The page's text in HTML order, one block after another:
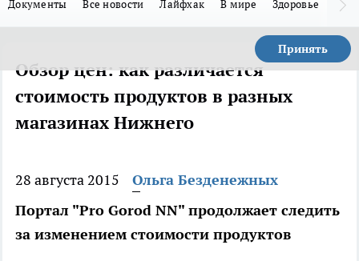
Документы Все новости Лайфхак В мире Здоровье
Принять
Обзор цен: как различается
стоимость продуктов в разных
магазинах Нижнего
28 августа 2015
Ольга Безденежных
Портал "Pro Gorod NN" продолжает следить
за изменением стоимости продуктов